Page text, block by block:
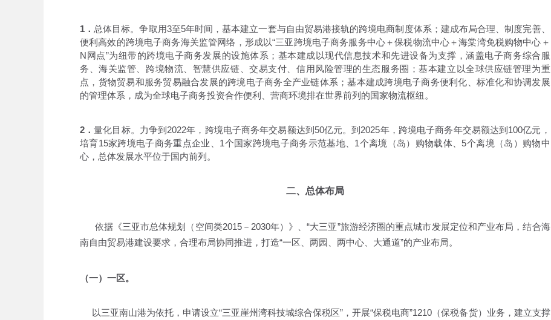
1． 总体目标。争取用3至5年时间，基本建立一套与自由贸易港接轨的跨境电商制度体系；建成布局合理、制度完善、
便利高效的跨境电子商务海关监管网络，形成以“三亚跨境电子商务服务中心＋保税物流中心＋海棠湾免税购物中心＋
N网点”为纽带的跨境电子商务发展的设施体系；基本建成以现代信息技术和先进设备为支撑，涵盖电子商务综合服
务、海关监管、跨境物流、智慧供应链、交易支付、信用风险管理的生态服务圈；基本建立以全球供应链管理为重
点，货物贸易和服务贸易融合发展的跨境电子商务全产业链体系；基本建成跨境电子商务便利化、标准化和协调发展
的管理体系，成为全球电子商务投资合作便利、营商环境排在世界前列的国家物流枢纽。
2．量化目标。力争到2022年，跨境电子商务年交易额达到50亿元。到2025年，跨境电子商务年交易额达到100亿元，
培育15家跨境电子商务重点企业、1个国家跨境电子商务示范基地、1个离境（岛）购物载体、5个离境（岛）购物中
心，总体发展水平位于国内前列。
二、总体布局
依据《三亚市总体规划（空间类2015－2030年）》、“大三亚”旅游经济圈的重点城市发展定位和产业布局，结合海
南自由贸易港建设要求，合理布局协同推进，打造“一区、两园、两中心、大通道”的产业布局。
（一）一区。
以三亚南山港为依托，申请设立“三亚崖州湾科技城综合保税区”，开展“保税电商”1210（保税备货）业务，建立支撑